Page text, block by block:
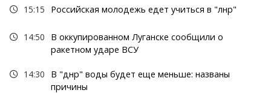
15:15 Российская молодежь едет учиться в "лнр"
14:50
В оккупированном Луганске сообщили о
ракетном ударе ВСУ
14:30
В "днр" воды будет еще меньше: названы
причины